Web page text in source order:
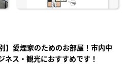
】愛煙家のためのお部屋！市内中
ネス・観光におすすめです！